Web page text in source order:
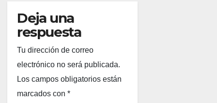
Deja una
respuesta
Tu dirección de correo
electrónico no será publicada.
Los campos obligatorios están
marcados con *